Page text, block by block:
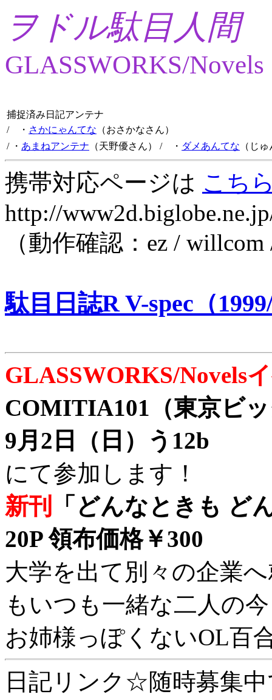
ヲドル駄目人間
GLASSWORKS/Novels
捕捉済み日記アンテナ
/ ・ さかにゃんてな （おさかなさん）
/ ・ あまねアンテナ （天野優さん） / ・ ダメあんてな （じ
携帯対応ページは こち
http://
（動作確認：ez /
駄目日誌R V-spec（
GLASSWORKS/Novels
COMITIA101（東京ビ
9月2日（日）う12b
にて参加します！
新刊
「どんなときも ど
20P 領布価格￥300
大学を出て別々の企業
もいつも一緒な二人の
お姉様っぽくないOL百
日記リンク☆随時募集